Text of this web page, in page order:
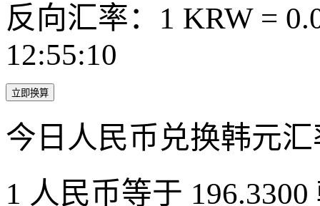
反向汇率：1 KRW =
12:55:10
立即换算
今日人民币兑换韩元
1 人民币等于